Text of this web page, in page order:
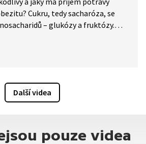
Cukru, tedy sacharóza, se
– glukózy a fruktózy.
Další videa
pouze videa